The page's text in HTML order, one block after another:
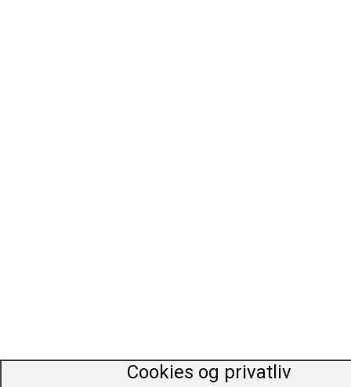
Cookies og privatliv